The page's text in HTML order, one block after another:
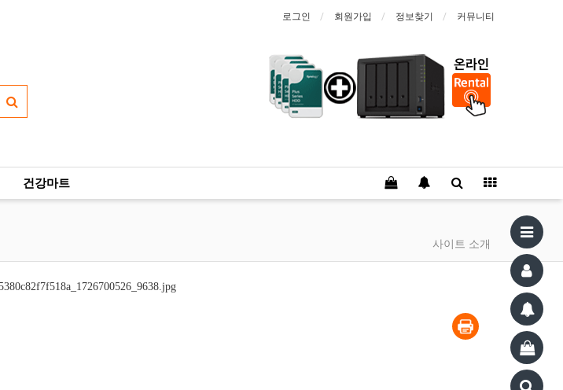
로그인 회원가입 정보찾기 커뮤니티
건강마트
사이트 소개